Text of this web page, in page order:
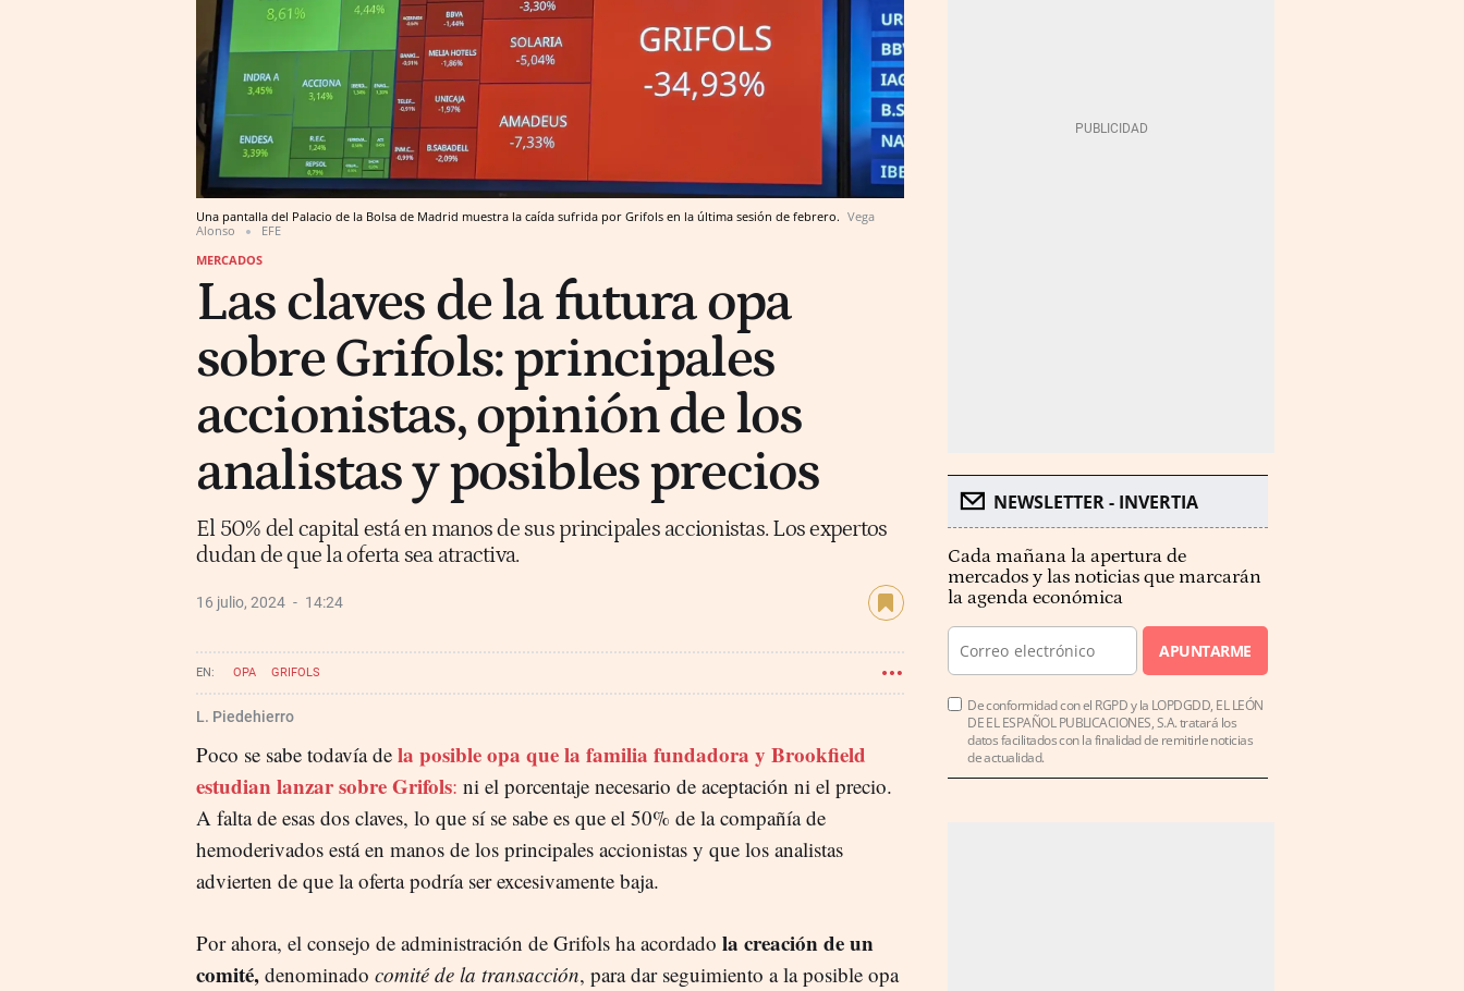
Una pantalla del Palacio de la Bolsa de Madrid muestra la caída sufrida por Grifols en la última sesión de febrero. Vega
Alonso
EFE
MERCADOS
Las claves de la futura opa
sobre Grifols: principales
accionistas, opinión de los
analistas y posibles precios
El 50% del capital está en manos de sus principales accionistas. Los expertos
dudan de que la oferta sea atractiva.
16 julio, 2024 14:24
OPA GRIFOLS
L. Piedehierro
Poco se sabe todavía de la posible opa que la familia fundadora y Brookfield
estudian lanzar sobre Grifols: ni el porcentaje necesario de aceptación ni el precio.
A falta de esas dos claves, lo que sí se sabe es que el 50% de la compañía de
hemoderivados está en manos de los principales accionistas y que los analistas
advierten de que la oferta podría ser excesivamente baja.
Por ahora, el consejo de administración de Grifols ha acordado la creación de un
comité, denominado comité de la transacción, para dar seguimiento a la posible opa
NEWSLETTER - INVERTIA
Cada mañana la apertura de
mercados y las noticias que marcarán
la agenda económica
APUNTARME
De conformidad con el RGPD y la LOPDGDD, EL LEÓN
DE EL ESPAÑOL PUBLICACIONES, S.A. tratará los
datos facilitados con la finalidad de remitirle noticias
de actualidad.